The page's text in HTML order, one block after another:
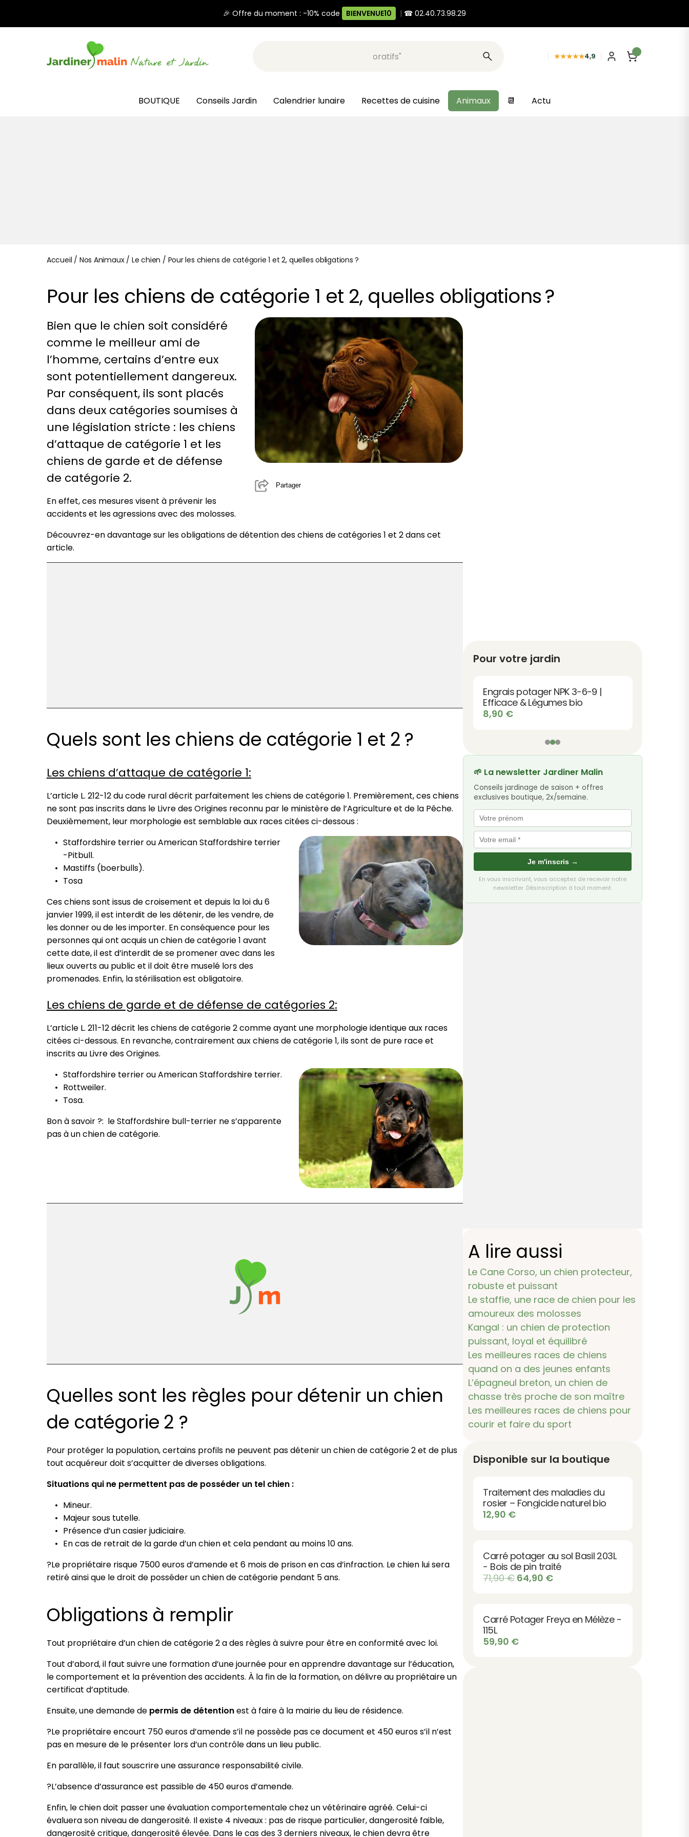
🎉 Offre du moment : -10% code BIENVENUE10 | ☎ 02.40.73.98.29
Recherche, ex: "pots décoratifs" ★★★★★4,9
BOUTIQUE Conseils Jardin Calendrier lunaire Recettes de cuisine Animaux 📆 Actu
Accueil / Nos Animaux/ Le chien / Pour les chiens de catégorie 1 et 2, quelles obligations ?
Pour les chiens de catégorie 1 et 2, quelles obligations ?
Partager
Bien que le chien soit considéré
comme le meilleur ami de
l’homme, certains d’entre eux
sont potentiellement dangereux.
Par conséquent, ils sont placés
dans deux catégories soumises à
une législation stricte : les chiens
d’attaque de catégorie 1 et les
chiens de garde et de défense
de catégorie 2.
En effet, ces mesures visent à prévenir les
accidents et les agressions avec des molosses.
Découvrez-en davantage sur les obligations de détention des chiens de catégories 1 et 2 dans cet
article.
Quels sont les chiens de catégorie 1 et 2 ?
Les chiens d’attaque de catégorie 1:
L’article L. 212-12 du code rural décrit parfaitement les chiens de catégorie 1. Premièrement, ces chiens
ne sont pas inscrits dans le Livre des Origines reconnu par le ministère de l’Agriculture et de la Pêche.
Deuxièmement, leur morphologie est semblable aux races citées ci-dessous :
Staffordshire terrier ou American Staffordshire terrier
-Pitbull.
Mastiffs (boerbulls).
Tosa
Ces chiens sont issus de croisement et depuis la loi du 6
janvier 1999, il est interdit de les détenir, de les vendre, de
les donner ou de les importer. En conséquence pour les
personnes qui ont acquis un chien de catégorie 1 avant
cette date, il est d’interdit de se promener avec dans les
lieux ouverts au public et il doit être muselé lors des
promenades. Enfin, la stérilisation est obligatoire.
Les chiens de garde et de défense de catégories 2:
L’article L. 211-12 décrit les chiens de catégorie 2 comme ayant une morphologie identique aux races
citées ci-dessous. En revanche, contrairement aux chiens de catégorie 1, ils sont de pure race et
inscrits au Livre des Origines.
Staffordshire terrier ou American Staffordshire terrier.
Rottweiler.
Tosa.
Bon à savoir ?: le Staffordshire bull-terrier ne s’apparente
pas à un chien de catégorie.
Quelles sont les règles pour détenir un chien
de catégorie 2 ?
Pour protéger la population, certains profils ne peuvent pas détenir un chien de catégorie 2 et de plus
tout acquéreur doit s’acquitter de diverses obligations.
Situations qui ne permettent pas de posséder un tel chien :
Mineur.
Majeur sous tutelle.
Présence d’un casier judiciaire.
En cas de retrait de la garde d’un chien et cela pendant au moins 10 ans.
?Le propriétaire risque 7500 euros d’amende et 6 mois de prison en cas d’infraction. Le chien lui sera
retiré ainsi que le droit de posséder un chien de catégorie pendant 5 ans.
Obligations à remplir
Tout propriétaire d’un chien de catégorie 2 a des règles à suivre pour être en conformité avec loi.
Tout d’abord, il faut suivre une formation d’une journée pour en apprendre davantage sur l’éducation,
le comportement et la prévention des accidents. À la fin de la formation, on délivre au propriétaire un
certificat d’aptitude.
Ensuite, une demande de permis de détentionest à faire à la mairie du lieu de résidence.
?Le propriétaire encourt 750 euros d’amende s’il ne possède pas ce document et 450 euros s’il n’est
pas en mesure de le présenter lors d’un contrôle dans un lieu public.
En parallèle, il faut souscrire une assurance responsabilité civile.
?L’absence d’assurance est passible de 450 euros d’amende.
Enfin, le chien doit passer une évaluation comportementale chez un vétérinaire agréé. Celui-ci
évaluera son niveau de dangerosité. Il existe 4 niveaux : pas de risque particulier, dangerosité faible,
dangerosité critique, dangerosité élevée. Dans le cas des 3 derniers niveaux, le chien devra être
Pour votre jardin
Engrais potager NPK 3-6-9 |
Efficace & Légumes bio
8,90 €
🌱 La newsletter Jardiner Malin
Conseils jardinage de saison + offres
exclusives boutique, 2x/semaine.
Je m'inscris →
En vous inscrivant, vous acceptez de recevoir notre
newsletter. Désinscription à tout moment.
A lire aussi
Le Cane Corso, un chien protecteur,
robuste et puissant
Le staffie, une race de chien pour les
amoureux des molosses
Kangal : un chien de protection
puissant, loyal et équilibré
Les meilleures races de chiens
quand on a des jeunes enfants
L’épagneul breton, un chien de
chasse très proche de son maître
Les meilleures races de chiens pour
courir et faire du sport
Disponible sur la boutique
Traitement des maladies du
rosier – Fongicide naturel bio
12,90 €
Carré potager au sol Basil 203L
- Bois de pin traité
71,90€Le
71,90 €.
64,90 €Le
64,90 €.
Carré Potager Freya en Mélèze -
115L
59,90 €